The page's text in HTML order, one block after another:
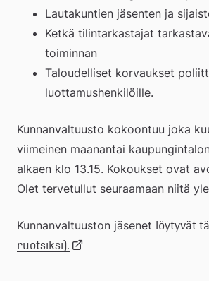
Lautakuntien jäsenten ja
Ketkä tilintarkastajat
toiminnan
Taloudelliset korvaukset
luottamushenkilöille.
Kunnanvaltuusto kokoontuu joka
viimeinen maanantai
alkaen klo 13.15. Kokoukset ovat
Olet tervetullut seuraamaan niitä
Kunnanvaltuuston jäsenet löytyvät
ruotsiksi). Länk